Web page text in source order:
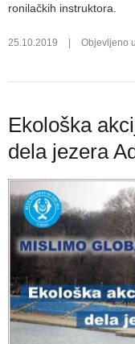
ronilačkih instruktora.
25.10.2019 Objevljeno u
Ekološka
dela jezera